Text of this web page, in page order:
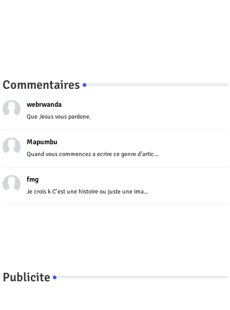
Commentaires
webrwanda
Que Jesus vous pardone.
Mapumbu
Quand vous commencez a ecrire ce genre d'artic...
fmg
Je crois k C'est une histoire ou juste une ima...
Publicite